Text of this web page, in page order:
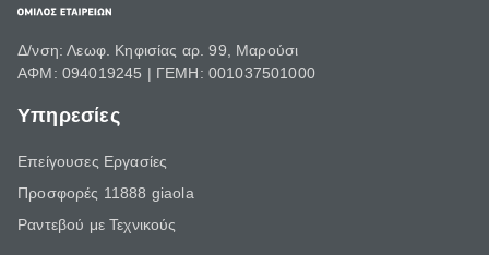
Δ/νση: Λεωφ. Κηφισίας αρ. 99, Μαρούσι
ΑΦΜ: 094019245 | ΓΕΜΗ: 001037501000
Υπηρεσίες
Επείγουσες Εργασίες
Προσφορές 11888 giaola
Ραντεβού με Τεχνικούς